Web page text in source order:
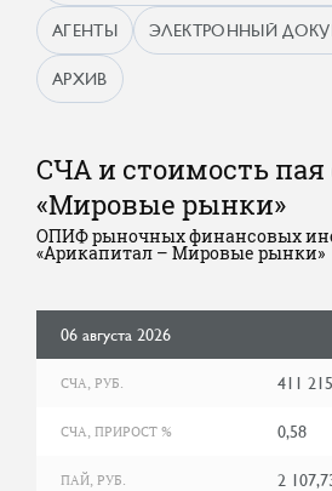
АГЕНТЫ ЭЛЕКТРОННЫЙ
АРХИВ
СЧА и стоимость
«Мировые рынки»
ОПИФ рыночных финансовых
«Арикапитал – Мировые рынки»
06 августа 2026
СЧА, РУБ. 411
СЧА, ПРИРОСТ % 0,58
ПАЙ, РУБ. 2